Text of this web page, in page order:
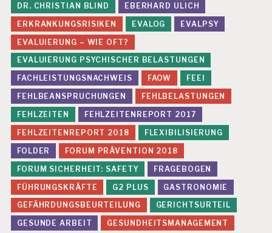
DR. CHRISTIAN BLIND
EBERHARD ULICH
ERKRANKUNGSRISIKEN
EVALOG
EVALPSY
EVALUIERUNG – WIE OFT?
EVALUIERUNG PSYCHISCHER BELASTUNGEN
FACHLEISTUNGSNACHWEIS
FAOW
FEEI
FEHLBEANSPRUCHUNGEN
FEHLBELASTUNGEN
FEHLZEITEN
FEHLZEITENREPORT 2017
FEHLZEITENREPORT 2018
FLEXIBILISIERUNG
FOLDER
FORUM PRÄVENTION 2018
FORUM SICHERHEIT: SAFETY
FRAGEBOGEN
FÜHRUNGSKRÄFTE
G2 PLUS
GASTRONOMIE
GEFÄHRDUNGSBEURTEILUNG
GERICHTSURTEIL
GESUNDE ARBEIT
GESUNDHEITSMANAGEMENT